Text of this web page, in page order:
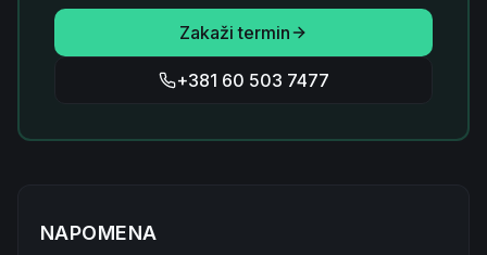
Zakaži termin
+381 60 503 7477
NAPOMENA